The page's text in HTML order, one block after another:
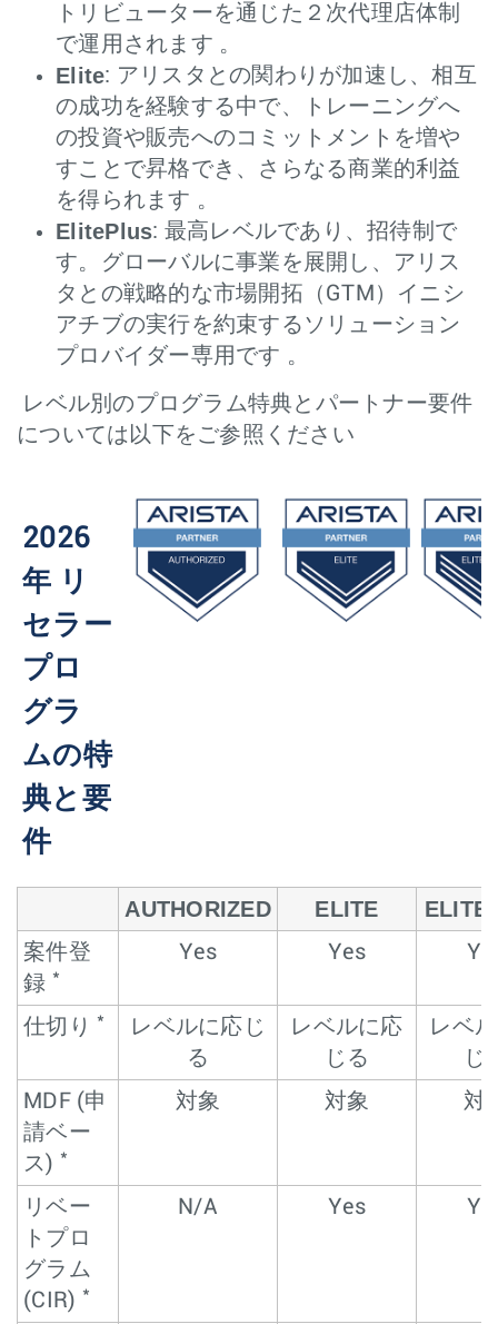
トリビューターを通じた２次代理店体制
で運用されます 。
Elite: アリスタとの関わりが加速し、相互
の成功を経験する中で、トレーニングへ
の投資や販売へのコミットメントを増や
すことで昇格でき、さらなる商業的利益
を得られます 。
ElitePlus: 最高レベルであり、招待制で
す。グローバルに事業を展開し、アリス
タとの戦略的な市場開拓（GTM）イニシ
アチブの実行を約束するソリューション
プロバイダー専用です 。
レベル別のプログラム特典とパートナー要件
については以下をご参照ください
2026
年 リ
セラー
プロ
グラ
ムの特
典と要
件
AUTHORIZED ELITE
案件登
録 *
Yes Yes
仕切り *
レベルに応じ
る
レベルに応
じる
レベ
じ
MDF (申
請ベー
ス) *
対象 対象 対
リベー
トプロ
グラム
(CIR) *
N/A Yes